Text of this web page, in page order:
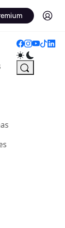
Log in